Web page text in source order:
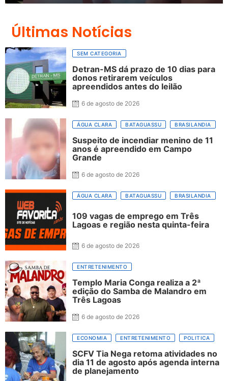
Últimas Notícias
SEM CATEGORIA
Detran-MS dá prazo de 10 dias para
donos retirarem veículos
apreendidos antes do leilão
6 de agosto de 2026
ÁGUA CLARA BATAGUASSU BRASILANDIA
Suspeito de incendiar menino de 11
anos é apreendido em Campo
Grande
6 de agosto de 2026
ÁGUA CLARA BATAGUASSU BRASILANDIA
109 vagas de emprego em Três
Lagoas e região nesta quinta-feira
6 de agosto de 2026
ENTRETENIMENTO
Templo Maria Conga realiza a 2ª
edição do Samba de Malandro em
Três Lagoas
6 de agosto de 2026
ECONOMIA ENTRETENIMENTO POLITICA
SCFV Tia Nega retoma atividades no
dia 11 de agosto após agenda interna
de planejamento